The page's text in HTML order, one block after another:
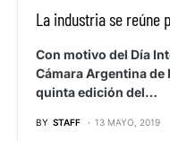
La industria se reúne
Con motivo del Día
Cámara Argentina de
quinta edición del…
BY STAFF 13 MAYO, 2019